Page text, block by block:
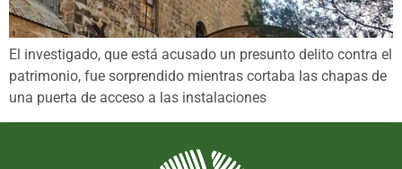
El investigado, que está acusado un presunto delito contra el
patrimonio, fue sorprendido mientras cortaba las chapas de
una puerta de acceso a las instalaciones